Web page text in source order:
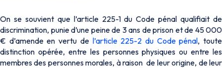
On se souvient que l’article 225-1 du Code pénal qualifiait de
discrimination, punie d’une peine de 3 ans de prison et de 45 000
€ d’amende en vertu de l’article 225-2 du Code pénal, toute
distinction opérée, entre les personnes physiques ou entre les
membres des personnes morales, à raison de leur origine, de leur